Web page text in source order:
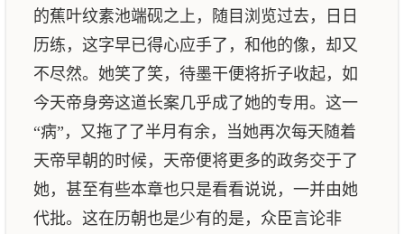
的蕉叶纹素池端砚之上，随目浏览过去，日日
历练，这字早已得心应手了，和他的像，却又
不尽然。她笑了笑，待墨干便将折子收起，如
今天帝身旁这道长案几乎成了她的专用。这一
“病”，又拖了了半月有余，当她再次每天随着
天帝早朝的时候，天帝便将更多的政务交于了
她，甚至有些本章也只是看看说说，一并由她
代批。这在历朝也是少有的是，众臣言论非